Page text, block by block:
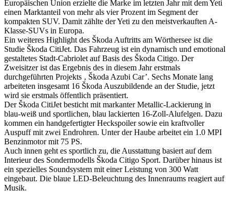
Europäischen Union erzielte die Marke im letzten Jahr mit dem Yeti
einen Marktanteil von mehr als vier Prozent im Segment der
kompakten SUV. Damit zählte der Yeti zu den meistverkauften A-
Klasse-SUVs in Europa.
Ein weiteres Highlight des Škoda Auftritts am Wörthersee ist die
Studie Škoda CitiJet. Das Fahrzeug ist ein dynamisch und emotional
gestaltetes Stadt-Cabriolet auf Basis des Škoda Citigo. Der
Zweisitzer ist das Ergebnis des in diesem Jahr erstmals
durchgeführten Projekts ‚ Škoda Azubi Car’. Sechs Monate lang
arbeiteten insgesamt 16 Škoda Auszubildende an der Studie, jetzt
wird sie erstmals öffentlich präsentiert.
Der Škoda CitiJet besticht mit markanter Metallic-Lackierung in
blau-weiß und sportlichen, blau lackierten 16-Zoll-Alufelgen. Dazu
kommen ein handgefertigter Heckspoiler sowie ein kraftvoller
Auspuff mit zwei Endrohren. Unter der Haube arbeitet ein 1.0 MPI
Benzinmotor mit 75 PS.
Auch innen geht es sportlich zu, die Ausstattung basiert auf dem
Interieur des Sondermodells Škoda Citigo Sport. Darüber hinaus ist
ein spezielles Soundsystem mit einer Leistung von 300 Watt
eingebaut. Die blaue LED-Beleuchtung des Innenraums reagiert auf
Musik.